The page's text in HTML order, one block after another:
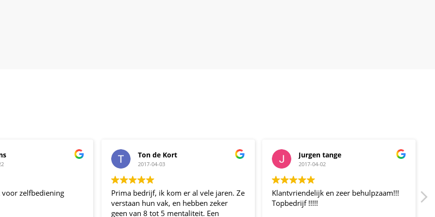
voor zelfbediening
Ton de Kort
2017-04-03
Prima bedrijf, ik kom er al vele jaren. Ze
verstaan hun vak, en hebben zeker
geen van 8 tot 5 mentaliteit. Een
Jurgen tange
2017-04-02
Klantvriendelijk en zeer behulpzaam!!!
Topbedrijf !!!!!